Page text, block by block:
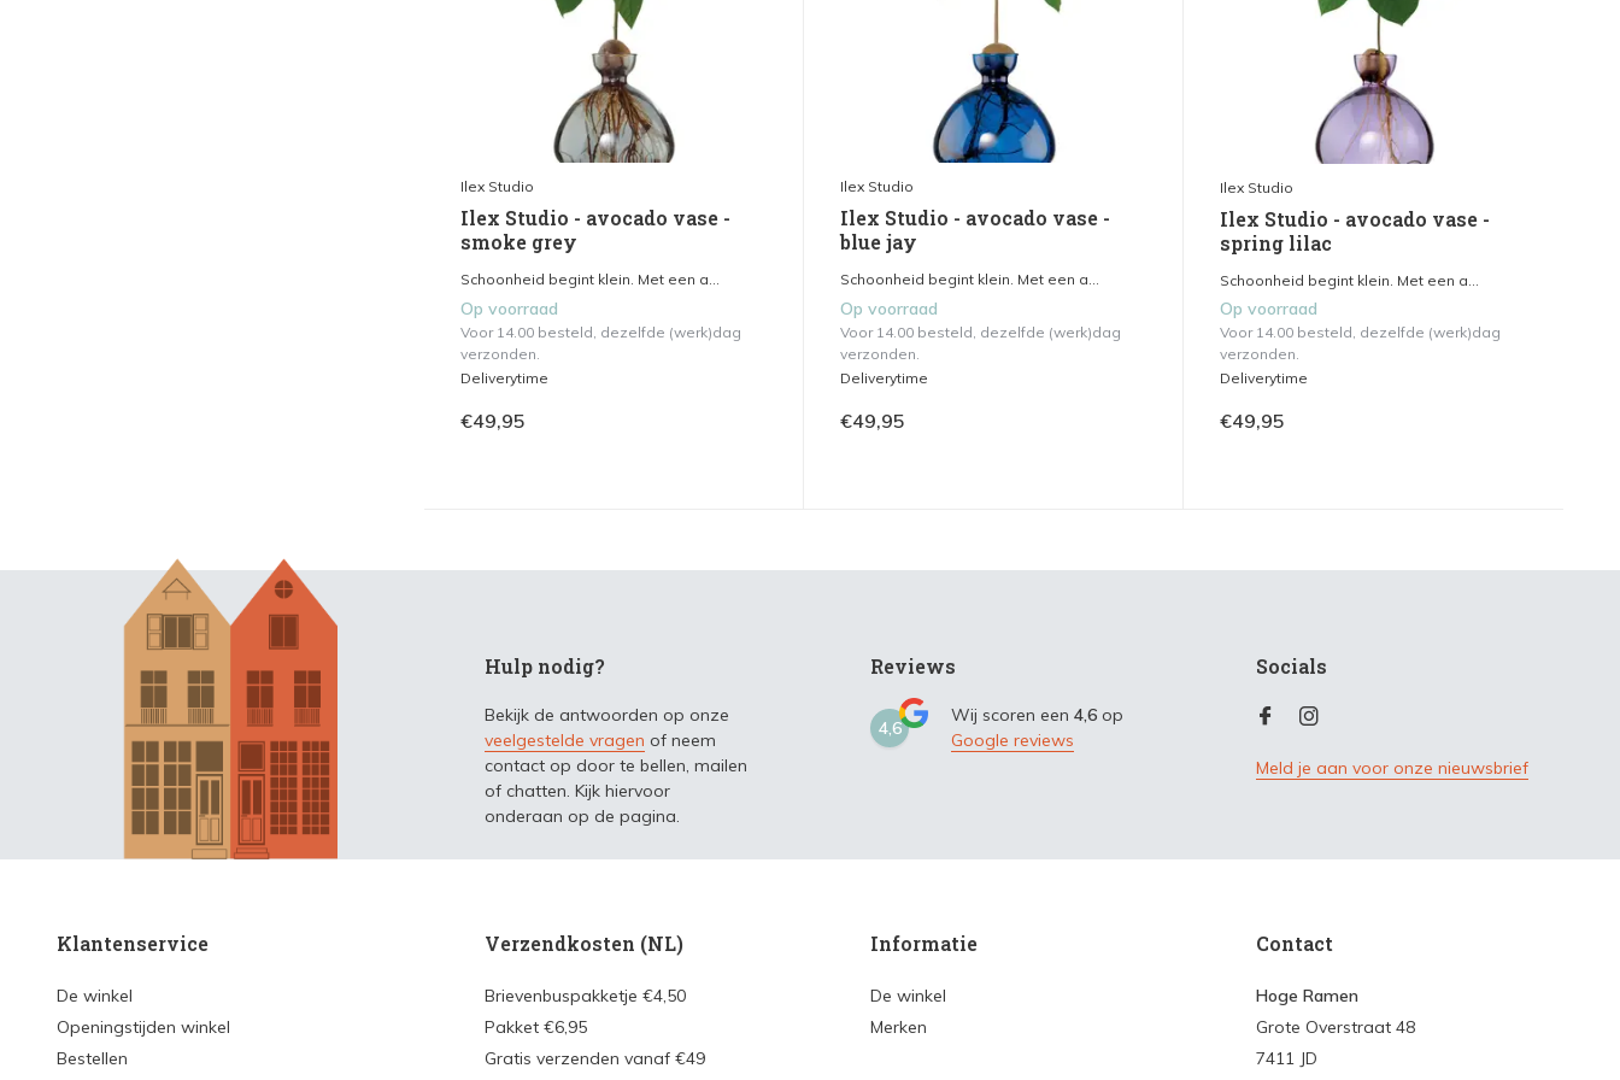
Ilex Studio
Ilex Studio - avocado vase -
smoke grey
Schoonheid begint klein. Met een a...
Op voorraad
Voor 14.00 besteld, dezelfde (werk)dag
verzonden.
Deliverytime
€49,95
Ilex Studio
Ilex Studio - avocado vase -
blue jay
Schoonheid begint klein. Met een a...
Op voorraad
Voor 14.00 besteld, dezelfde (werk)dag
verzonden.
Deliverytime
€49,95
Ilex Studio
Ilex Studio - avocado vase -
spring lilac
Schoonheid begint klein. Met een a...
Op voorraad
Voor 14.00 besteld, dezelfde (werk)dag
verzonden.
Deliverytime
€49,95
Hulp nodig?
Bekijk de antwoorden op onze
veelgestelde vragen of neem
contact op door te bellen, mailen
of chatten. Kijk hiervoor
onderaan op de pagina.
Reviews
4,6
Wij scoren een 4,6 op
Google reviews
Socials
Meld je aan voor onze nieuwsbrief
Klantenservice
De winkel
Openingstijden winkel
Bestellen
Verzendkosten (NL)
Brievenbuspakketje €4,50
Pakket €6,95
Gratis verzenden vanaf €49
Informatie
De winkel
Merken
Contact
Hoge Ramen
Grote Overstraat 48
7411 JD